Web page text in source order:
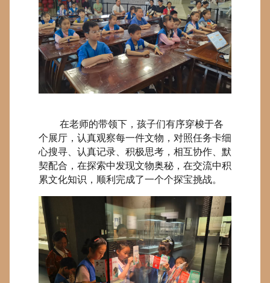
在老师的带领下，孩子们有序穿梭于各
个展厅，认真观察每一件文物，对照任务卡细
心搜寻、认真记录、积极思考，相互协作、默
契配合，在探索中发现文物奥秘，在交流中积
累文化知识，顺利完成了一个个探宝挑战。